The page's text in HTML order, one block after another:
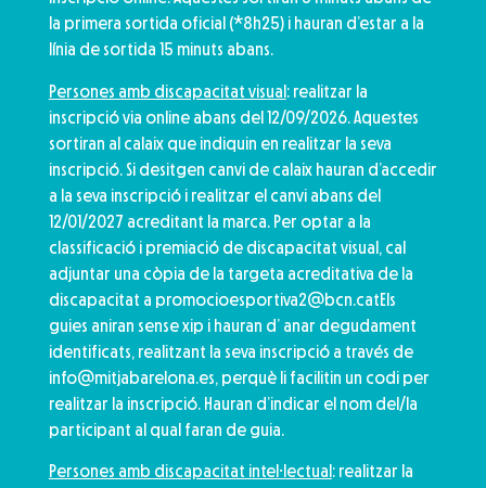
la primera sortida oficial (*8h25) i hauran d’estar a la
línia de sortida 15 minuts abans.
Persones amb discapacitat visual: realitzar la
inscripció via online abans del 12/09/2026. Aquestes
sortiran al calaix que indiquin en realitzar la seva
inscripció. Si desitgen canvi de calaix hauran d’accedir
a la seva inscripció i realitzar el canvi abans del
12/01/2027 acreditant la marca. Per optar a la
classificació i premiació de discapacitat visual, cal
adjuntar una còpia de la targeta acreditativa de la
discapacitat a promocioesportiva2@bcn.catEls
guies aniran sense xip i hauran d’ anar degudament
identificats, realitzant la seva inscripció a través de
info@mitjabarelona.es, perquè li facilitin un codi per
realitzar la inscripció. Hauran d’indicar el nom del/la
participant al qual faran de guia.
Persones amb discapacitat intel·lectual: realitzar la